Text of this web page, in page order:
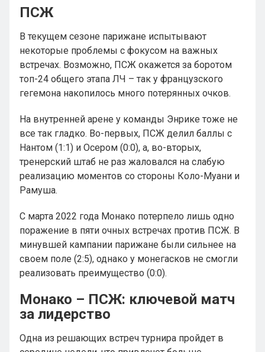
ПСЖ
В текущем сезоне парижане испытывают
некоторые проблемы с фокусом на важных
встречах. Возможно, ПСЖ окажется за боротом
топ-24 общего этапа ЛЧ – так у французского
гегемона накопилось много потерянных очков.
На внутренней арене у команды Энрике тоже не
все так гладко. Во-первых, ПСЖ делил баллы с
Нантом (1:1) и Осером (0:0), а, во-вторых,
тренерский штаб не раз жаловался на слабую
реализацию моментов со стороны Коло-Муани и
Рамуша.
С марта 2022 года Монако потерпело лишь одно
поражение в пяти очных встречах против ПСЖ. В
минувшей кампании парижане были сильнее на
своем поле (2:5), однако у монегасков не смогли
реализовать преимущество (0:0).
Монако – ПСЖ: ключевой матч
за лидерство
Одна из решающих встреч турнира пройдет в